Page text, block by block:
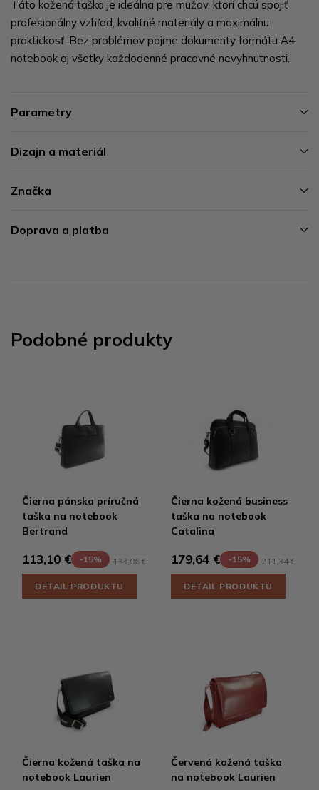
Táto kožená taška je ideálna pre mužov, ktorí chcú spojiť
profesionálny vzhľad, kvalitné materiály a maximálnu
praktickosť. Bez problémov pojme dokumenty formátu A4,
notebook aj všetky každodenné pracovné nevyhnutnosti.
Parametry
Dizajn a materiál
Značka
Doprava a platba
Podobné produkty
Čierna pánska príručná
taška na notebook
Bertrand
113,10 € -15% 133,06 €
DETAIL PRODUKTU
Čierna kožená business
taška na notebook
Catalina
179,64 € -15% 211,34 €
DETAIL PRODUKTU
Čierna kožená taška na
notebook Laurien
Červená kožená taška
na notebook Laurien